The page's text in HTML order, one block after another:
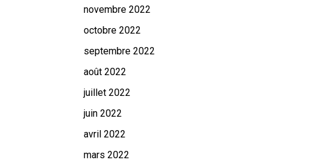
novembre 2022
octobre 2022
septembre 2022
août 2022
juillet 2022
juin 2022
avril 2022
mars 2022